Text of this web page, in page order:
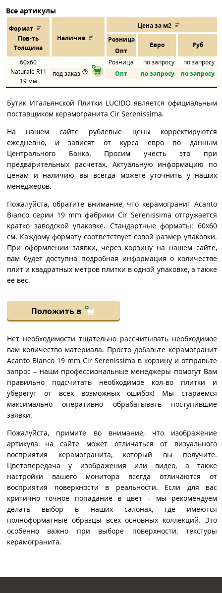
Все артикулы
Формат
Пов-ть
Толщина
Наличие
Цена за м2
Розница
Евро Руб
Опт
60x60
Naturale R11
19 мм
Розница по запросу
по запросу
под заказ
Опт по запросу по запросу
Бутик Итальянской Плитки LUCIDO является официальным
поставщиком керамогранита Cir Serenissima.
На нашем сайте рублевые цены корректируются
ежедневно, и зависят от курса евро по данным
Центрального Банка. Просим учесть это при
предварительных расчетах. Актуальную информацию по
ценам и наличию вы всегда можете уточнить у наших
менеджеров.
Пожалуйста, обратите внимание, что керамогранит Acanto
Bianco серии 19 mm фабрики Cir Serenissima отгружается
кратко заводской упаковке. Стандартные форматы: 60x60
см. Каждому формату соответствует совой размер упаковки.
При оформлении заявки, через корзину на нашем сайте,
вам будет доступна подробная информация о количестве
плит и квадратных метров плитки в одной упаковке, а также
её вес.
Положить в
Нет необходимости тщательно рассчитывать необходимое
вам количество материала. Просто добавьте керамогранит
Acanto Bianco 19 mm Cir Serenissima в корзину и отправьте
запрос – наши профессиональные менеджеры помогут Вам
правильно подсчитать необходимое кол-во плитки и
уберегут от всех возможных ошибок! Мы стараемся
максимально оперативно обрабатывать поступившие
заявки.
Пожалуйста, примите во внимание, что изображение
артикула на сайте может отличаться от визуального
восприятия керамогранита, который вы получите.
Цветопередача у изображения или видео, а также
настройки вашего монитора всегда отличаются от
восприятия поверхности в реальности. Если для вас
критично точное попадание в цвет – мы рекомендуем
делать выбор в наших салонах, где имеются
полноформатные образцы всех основных коллекций. Это
особенно важно при выборе поверхности, текстуры
керамогранита.